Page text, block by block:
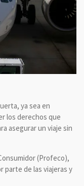
ya sea en
los derechos que
asegurar un viaje sin
(Profeco),
parte de las viajeras y